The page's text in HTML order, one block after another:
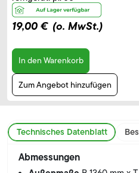
19,00 € (o. MwSt.)
In den Warenkorb
Zum Angebot hinzufügen
Technisches Datenblatt
Abmessungen